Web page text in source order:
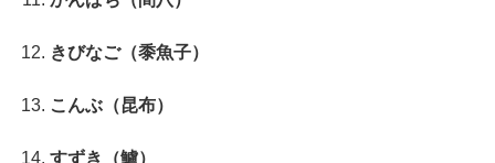
きびなご（黍魚子）
こんぶ（昆布）
すずき（鱸）